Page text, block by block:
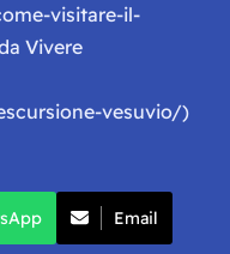
visitare-il-
Vivere
vesuvio/)
Email